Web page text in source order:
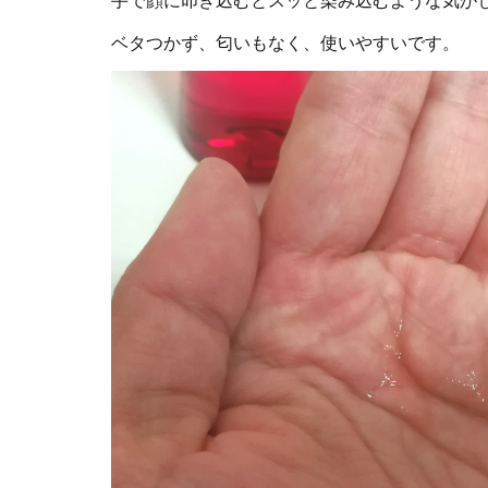
ベタつかず、匂いもなく、使いやすいです。